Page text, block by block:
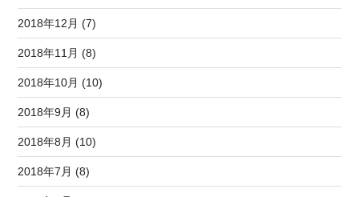
2018年12月 (7)
2018年11月 (8)
2018年10月 (10)
2018年9月 (8)
2018年8月 (10)
2018年7月 (8)